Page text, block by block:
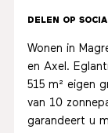
DELEN OP
Wonen in
en Axel.
515 m² eigen
van 10
garandeert u